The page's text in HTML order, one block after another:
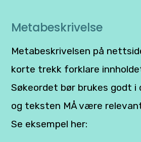
Metabeskrivelse
Metabeskrivelsen på
korte trekk forklare
Søkeordet bør brukes godt i
og teksten MÅ være
Se eksempel her: